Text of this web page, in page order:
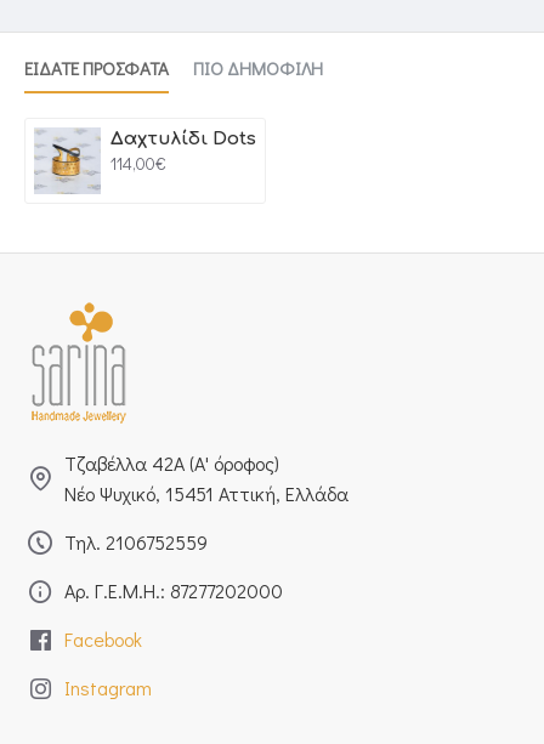
ΕΙΔΑΤΕ ΠΡΟΣΦΑΤΑ ΠΙΟ ΔΗΜΟΦΙΛΗ
Δαχτυλίδι Dots
114,00€
Τζαβέλλα 42Α (Α' όροφος)
Νέο Ψυχικό, 15451 Αττική, Ελλάδα
Τηλ. 2106752559
Αρ. Γ.Ε.Μ.Η.: 87277202000
Facebook
Instagram